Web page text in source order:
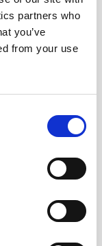
partners who
you’ve
from your use